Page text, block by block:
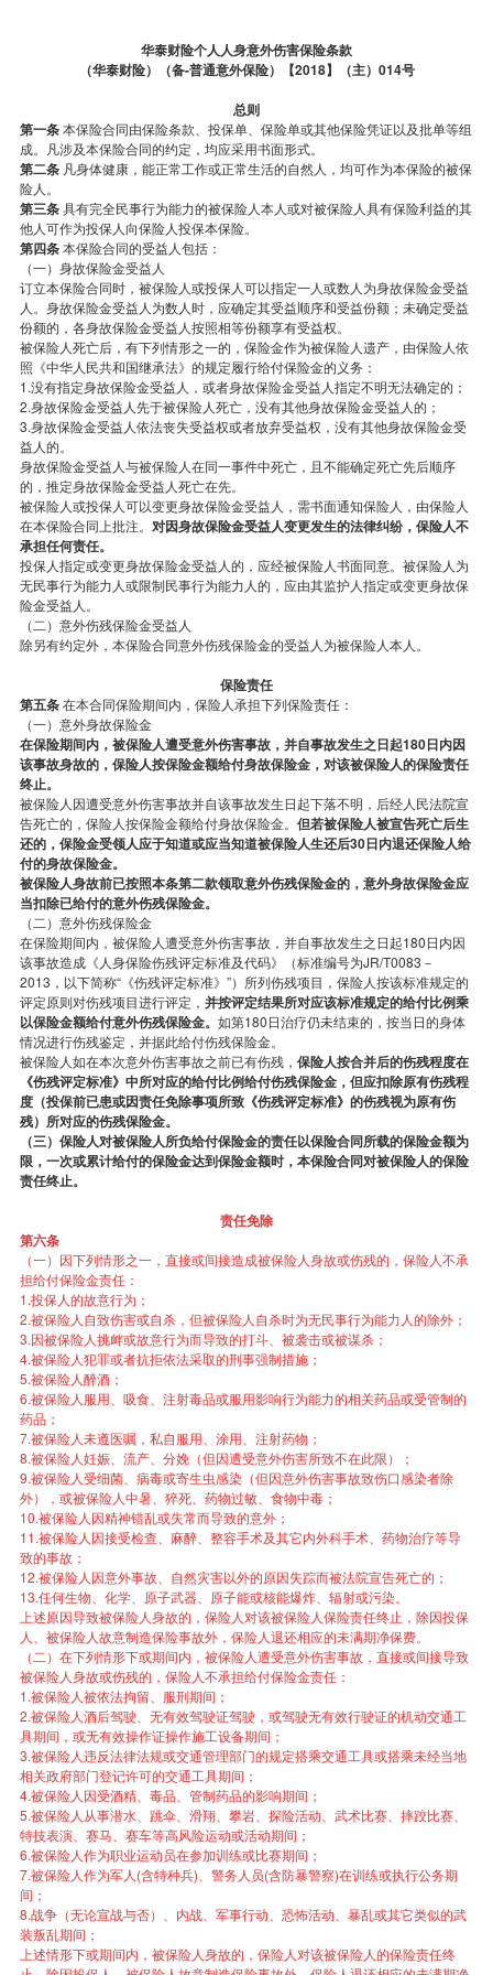
华泰财险个人人身意外伤害保险条款
（华泰财险）（备-普通意外保险）【2018】（主）014号
总则
第一条本保险合同由保险条款、投保单、保险单或其他保险凭证以及批单等组
成。凡涉及本保险合同的约定，均应采用书面形式。
第二条 凡身体健康，能正常工作或正常生活的自然人，均可作为本保险的被保
险人。
第三条具有完全民事行为能力的被保险人本人或对被保险人具有保险利益的其
他人可作为投保人向保险人投保本保险。
第四条本保险合同的受益人包括：
（一）身故保险金受益人
订立本保险合同时，被保险人或投保人可以指定一人或数人为身故保险金受益
人。身故保险金受益人为数人时，应确定其受益顺序和受益份额；未确定受益
份额的，各身故保险金受益人按照相等份额享有受益权。
被保险人死亡后，有下列情形之一的，保险金作为被保险人遗产，由保险人依
照《中华人民共和国继承法》的规定履行给付保险金的义务：
1.没有指定身故保险金受益人，或者身故保险金受益人指定不明无法确定的；
2.身故保险金受益人先于被保险人死亡，没有其他身故保险金受益人的；
3.身故保险金受益人依法丧失受益权或者放弃受益权，没有其他身故保险金受
益人的。
身故保险金受益人与被保险人在同一事件中死亡，且不能确定死亡先后顺序
的，推定身故保险金受益人死亡在先。
被保险人或投保人可以变更身故保险金受益人，需书面通知保险人，由保险人
在本保险合同上批注。 对因身故保险金受益人变更发生的法律纠纷，保险人不
承担任何责任。
投保人指定或变更身故保险金受益人的，应经被保险人书面同意。被保险人为
无民事行为能力人或限制民事行为能力人的，应由其监护人指定或变更身故保
险金受益人。
（二）意外伤残保险金受益人
除另有约定外，本保险合同意外伤残保险金的受益人为被保险人本人。
保险责任
第五条在本合同保险期间内，保险人承担下列保险责任：
（一）意外身故保险金
在保险期间内，被保险人遭受意外伤害事故，并自事故发生之日起180日内因
该事故身故的，保险人按保险金额给付身故保险金，对该被保险人的保险责任
终止。
被保险人因遭受意外伤害事故并自该事故发生日起下落不明，后经人民法院宣
告死亡的，保险人按保险金额给付身故保险金。 但若被保险人被宣告死亡后生
还的，保险金受领人应于知道或应当知道被保险人生还后30日内退还保险人给
付的身故保险金。
被保险人身故前已按照本条第二款领取意外伤残保险金的，意外身故保险金应
当扣除已给付的意外伤残保险金。
（二）意外伤残保险金
在保险期间内，被保险人遭受意外伤害事故，并自事故发生之日起180日内因
该事故造成《人身保险伤残评定标准及代码》（标准编号为JR/T0083－
2013，以下简称“《伤残评定标准》”）所列伤残项目，保险人按该标准规定的
评定原则对伤残项目进行评定， 并按评定结果所对应该标准规定的给付比例乘
以保险金额给付意外伤残保险金。 如第180日治疗仍未结束的，按当日的身体
情况进行伤残鉴定，并据此给付伤残保险金。
被保险人如在本次意外伤害事故之前已有伤残， 保险人按合并后的伤残程度在
《伤残评定标准》中所对应的给付比例给付伤残保险金，但应扣除原有伤残程
度（投保前已患或因责任免除事项所致《伤残评定标准》的伤残视为原有伤
残）所对应的伤残保险金。
（三）保险人对被保险人所负给付保险金的责任以保险合同所载的保险金额为
限，一次或累计给付的保险金达到保险金额时，本保险合同对被保险人的保险
责任终止。
责任免除
第六条
（一）因下列情形之一，直接或间接造成被保险人身故或伤残的，保险人不承
担给付保险金责任：
1.投保人的故意行为；
2.被保险人自致伤害或自杀，但被保险人自杀时为无民事行为能力人的除外；
3.因被保险人挑衅或故意行为而导致的打斗、被袭击或被谋杀；
4.被保险人犯罪或者抗拒依法采取的刑事强制措施；
5.被保险人醉酒；
6.被保险人服用、吸食、注射毒品或服用影响行为能力的相关药品或受管制的
药品；
7.被保险人未遵医嘱，私自服用、涂用、注射药物；
8.被保险人妊娠、流产、分娩（但因遭受意外伤害所致不在此限）；
9.被保险人受细菌、病毒或寄生虫感染（但因意外伤害事故致伤口感染者除
外），或被保险人中暑、猝死、药物过敏、食物中毒；
10.被保险人因精神错乱或失常而导致的意外；
11.被保险人因接受检查、麻醉、整容手术及其它内外科手术、药物治疗等导
致的事故；
12.被保险人因意外事故、自然灾害以外的原因失踪而被法院宣告死亡的；
13.任何生物、化学、原子武器、原子能或核能爆炸、辐射或污染。
上述原因导致被保险人身故的，保险人对该被保险人保险责任终止，除因投保
人、被保险人故意制造保险事故外，保险人退还相应的未满期净保费。
（二）在下列情形下或期间内，被保险人遭受意外伤害事故，直接或间接导致
被保险人身故或伤残的，保险人不承担给付保险金责任：
1.被保险人被依法拘留、服刑期间；
2.被保险人酒后驾驶、无有效驾驶证驾驶，或驾驶无有效行驶证的机动交通工
具期间，或无有效操作证操作施工设备期间；
3.被保险人违反法律法规或交通管理部门的规定搭乘交通工具或搭乘未经当地
相关政府部门登记许可的交通工具期间；
4.被保险人因受酒精、毒品、管制药品的影响期间；
5.被保险人从事潜水、跳伞、滑翔、攀岩、探险活动、武术比赛、摔跤比赛、
特技表演、赛马、赛车等高风险运动或活动期间；
6.被保险人作为职业运动员在参加训练或比赛期间；
7.被保险人作为军人(含特种兵)、警务人员(含防暴警察)在训练或执行公务期
间；
8.战争（无论宣战与否）、内战、军事行动、恐怖活动、暴乱或其它类似的武
装叛乱期间；
上述情形下或期间内，被保险人身故的，保险人对该被保险人的保险责任终